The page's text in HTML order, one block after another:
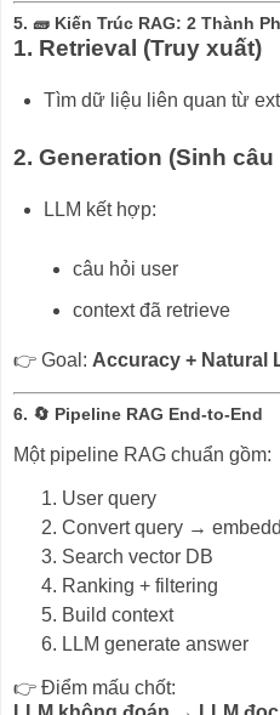
5. 🧱 Kiến Trúc RAG: 2 Thành
1. Retrieval (Truy xuất)
Tìm dữ liệu liên quan từ
2. Generation (Sinh
LLM kết hợp:
câu hỏi user
context đã retrieve
👉 Goal: Accuracy + Natural
6. 🔄 Pipeline RAG End-to-End
Một pipeline RAG chuẩn gồm:
User query
Convert query →
Search vector DB
Ranking + filtering
Build context
LLM generate answer
👉 Điểm mấu chốt: